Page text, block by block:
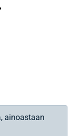
ainoastaan